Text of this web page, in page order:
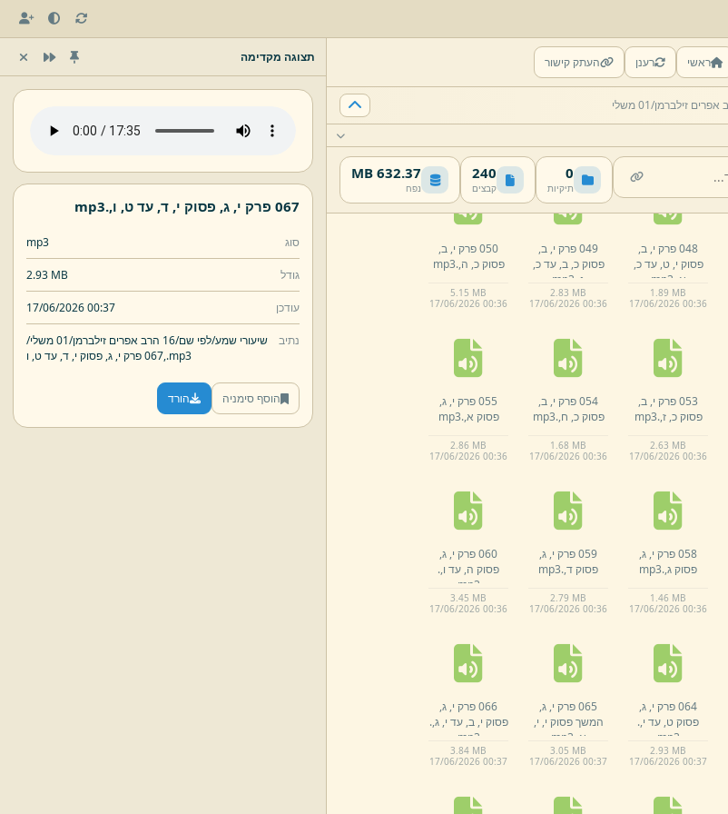
ראשי רענן העתק קישור
01 משלי
0
תיקיות
240
קבצים
632.37 MB
נפח
פסוק י,ב,.
mp3
17/06/2026 00:36
.
mp3
17/06/2026 00:36
ז,.
mp3
17/06/2026 00:36
048 פרק י,
ב,
פסוק י, ט, עד כ,
א, mp3
1.89 MB
17/06/2026 00:36
049 פרק י,
ב,
פסוק כ, ב, עד כ,
ג, mp3
2.83 MB
17/06/2026 00:36
050 פרק י,
ב,
פסוק כ, ה,.
mp3
5.15 MB
17/06/2026 00:36
053 פרק י,
ב,
פסוק כ, ז,.
mp3
2.63 MB
17/06/2026 00:36
054 פרק י,
ב,
פסוק כ, ח,.
mp3
1.68 MB
17/06/2026 00:36
055 פרק י,
ג,
פסוק א,.
mp3
2.86 MB
17/06/2026 00:36
058 פרק י,
ג,
פסוק ג,.
mp3
1.46 MB
17/06/2026 00:36
059 פרק י,
ג,
פסוק ד,.
mp3
2.79 MB
17/06/2026 00:36
060 פרק י,
ג,
פסוק ה, עד ו,.
mp3
3.45 MB
17/06/2026 00:36
064 פרק י,
ג,
פסוק ט, עד י,.
mp3
2.93 MB
17/06/2026 00:37
065 פרק י,
ג,
המשך פסוק י, י,
א, mp3
3.05 MB
17/06/2026 00:37
066 פרק י,
ג,
פסוק י, ב, עד י, ג,.
mp3
3.84 MB
17/06/2026 00:37
תצוגה מקדימה
067 פרק י, ג, פסוק י, ד, עד ט, ו,.
mp3
סוג mp3
גודל 2.93 MB
עודכן 17/06/2026 00:37
נתיב שיעורי שמע/לפי שם/16 הרב אפרים זילברמן/
01 משלי/
067 פרק י,
ג, פסוק י, ד, עד ט, ו,.mp3
הוסף סימניה הורד